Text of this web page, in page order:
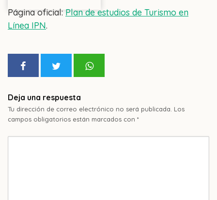
Página oficial: Plan de estudios de Turismo en
Línea IPN.
Deja una respuesta
Tu dirección de correo electrónico no será publicada. Los
campos obligatorios están marcados con *